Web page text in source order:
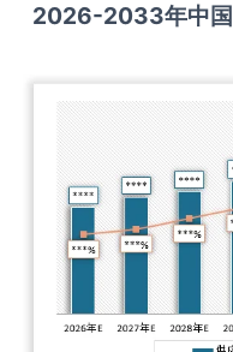
2026-2033年中国